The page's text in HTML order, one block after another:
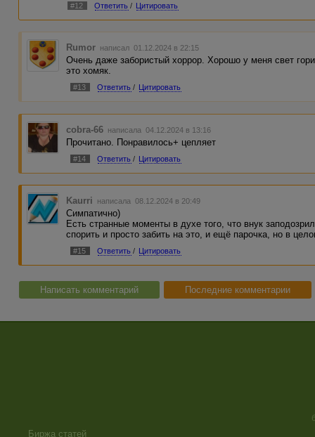
А плюс потому, что именно из-за этой недосказанности
что образы призраков или кого он там увидел (неплохо,
довольно неприятные, но львиная доля страха
лафкравтовскую неизвестность. Как? Почему? За что?
воспринимается как такой случайный,
У нас ведь тут исключительно фокал Ванюши идёт. А он
произошло. Почему тогда мы должны? Темнота, и всё.
конечно, мог бы и поделиться, но для второго тура это,
Ну, и пока это самый лучший хоррор на конкурсе лично
сомневаюсь. Я плюсану, короче.
П.с. Капец, я добрый сегодня.
#12 Ответить / Цитировать
Rumor написал 01.12.2024 в 22:15
Очень даже забористый хоррор. Хорошо у меня свет
это хомяк.
#13 Ответить / Цитировать
cobra-66 написала 04.12.2024 в 13:16
Прочитано. Понравилось+ цепляет
#14 Ответить / Цитировать
Kaurri написала 08.12.2024 в 20:49
Симпатично)
Есть странные моменты в духе того, что внук
спорить и просто забить на это, и ещё парочка, но в
#15 Ответить / Цитировать
Написать комментарий Последние комментарии
Биржа статей